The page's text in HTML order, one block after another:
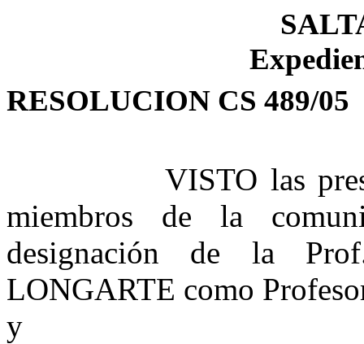
RESOLUCION CS 489/05
VISTO las
miembros de la
designación de la
LONGARTE como
y